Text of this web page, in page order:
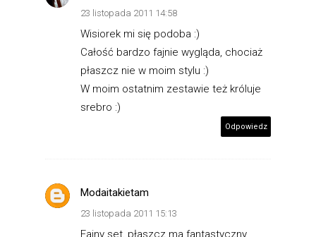
23 listopada 2011 14:58
Wisiorek mi się podoba :)
Całość bardzo fajnie wygląda, chociaż
płaszcz nie w moim stylu :)
W moim ostatnim zestawie też króluje
srebro :)
Odpowiedz
Modaitakietam
23 listopada 2011 15:13